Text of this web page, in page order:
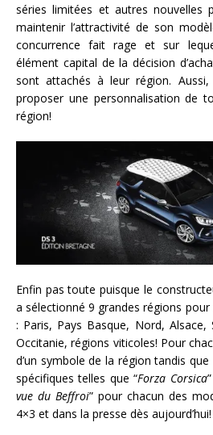
séries limitées et autres nouvelles
maintenir l’attractivité de son
concurrence fait rage et sur
élément capital de la décision
sont attachés à leur région.
proposer une personnalisation de
région!
Enfin pas toute puisque le
a sélectionné 9 grandes régions
: Paris, Pays Basque, Nord, Alsace,
Occitanie, régions viticoles! Pour
d’un symbole de la région tandis
spécifiques telles que “Forza Corsica
vue du Beffroi” pour chacun des
4×3 et dans la presse dès aujourd’hui!